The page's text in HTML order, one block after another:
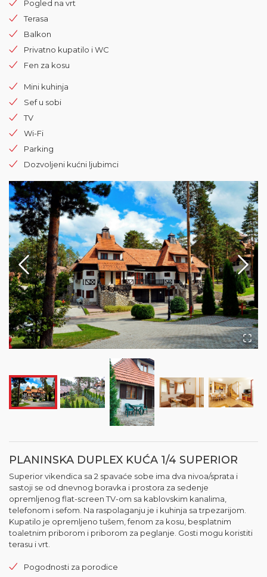
Pogled na vrt
Terasa
Balkon
Privatno kupatilo i WC
Fen za kosu
Mini kuhinja
Sef u sobi
TV
Wi-Fi
Parking
Dozvoljeni kućni ljubimci
PLANINSKA DUPLEX KUĆA 1/4 SUPERIOR
Superior vikendica sa 2 spavaće sobe ima dva nivoa/sprata i
sastoji se od dnevnog boravka i prostora za sedenje
opremljenog flat-screen TV-om sa kablovskim kanalima,
telefonom i sefom. Na raspolaganju je i kuhinja sa trpezarijom.
Kupatilo je opremljeno tušem, fenom za kosu, besplatnim
toaletnim priborom i priborom za peglanje. Gosti mogu koristiti
terasu i vrt.
Pogodnosti za porodice